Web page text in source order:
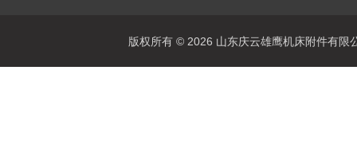
版权所有 © 2026 山东庆云雄鹰机床附件有